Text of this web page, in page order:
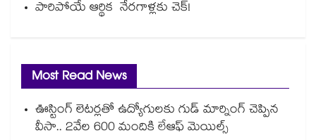
పారిపోయే ఆర్థిక నేరగాళ్లకు చెక్!
Most Read News
ఊస్టింగ్ లెటర్లతో ఉద్యోగులకు గుడ్ మార్నింగ్ చెప్పిన
వీసా.. 2వేల 600 మందికి లేఆఫ్ మెయిల్స్